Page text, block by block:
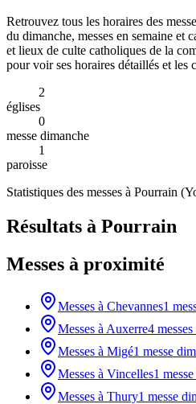
Retrouvez tous les horaires des
du dimanche, messes en semaine et
et lieux de culte catholiques de la
pour voir ses horaires détaillés et les
2
églises
0
messe dimanche
1
paroisse
Statistiques des messes à Pourrain (
Résultats à Pourrain
Messes à proximité
Messes à Chevannes1
Messes à Auxerre4
Messes à Migé1 messe
Messes à Vincelles1
Messes à Thury1 messe